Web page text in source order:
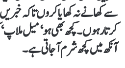
سے کھانے نہ کھایا کروں تاکہ
کرتا رہوں۔ کچھ بھی ہو‘ میل
آنکھ میں کچھ شرم آ جاتی ہے۔